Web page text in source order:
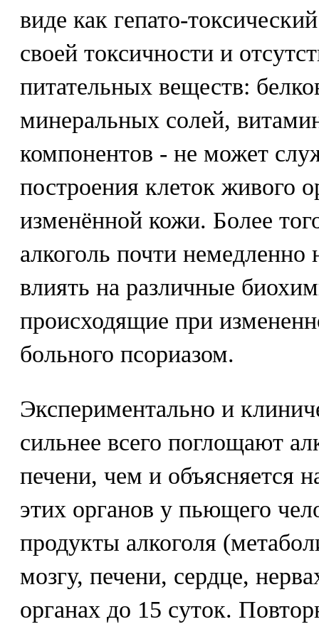
виде как гепато-
своей токсичности и
питательных веществ:
минеральных солей,
компонентов - не может
построения клеток живого
изменённой кожи. Более
алкоголь почти немедленно
влиять на различные
происходящие при
больного псориазом.
Экспериментально и
сильнее всего поглощают
печени, чем и объясняется
этих органов у пьющего
продукты алкоголя
мозгу, печени, сердце,
органах до 15 суток.